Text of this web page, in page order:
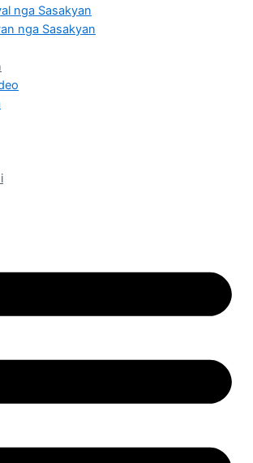
nga Sasakyan
nga Sasakyan